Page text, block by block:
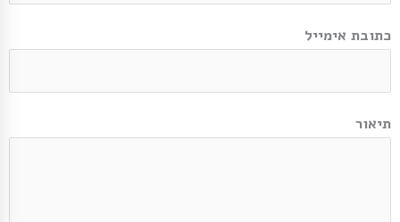
כתובת אימייל
תיאור